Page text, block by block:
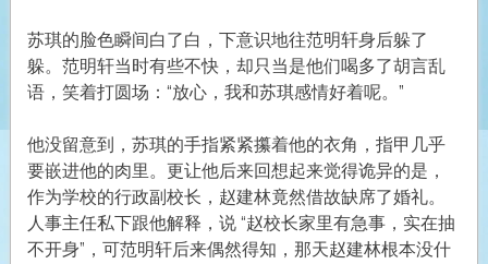
苏琪的脸色瞬间白了白，下意识地往范明轩身后躲了
躲。范明轩当时有些不快，却只当是他们喝多了胡言乱
语，笑着打圆场：“放心，我和苏琪感情好着呢。”
他没留意到，苏琪的手指紧紧攥着他的衣角，指甲几乎
要嵌进他的肉里。更让他后来回想起来觉得诡异的是，
作为学校的行政副校长，赵建林竟然借故缺席了婚礼。
人事主任私下跟他解释，说 “赵校长家里有急事，实在抽
不开身”，可范明轩后来偶然得知，那天赵建林根本没什